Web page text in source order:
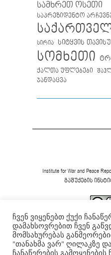
სამხრეთ ოსეთი
საპრეზიდენტო
სირია სიტყვის
სომხეთი
ქალთა უფლებები
ჯანდაცვა
Institute for War and Peace
გაშუქების
ვებგვერდის ფორმა და
Commons-ის
ჩვენ ვიყენებთ ქუქი
დამახსოვრებით ჩვენ
მომსახურებას
"თანახმა ვარ" ღილაკზე
ჩანაწერების